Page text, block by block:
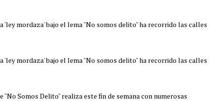
'ley mordaza' bajo el lema "No somos delito" ha recorrido las calles
'ley mordaza' bajo el lema "No somos delito" ha recorrido las calles
Somos Delito" realiza este fin de semana con numerosas